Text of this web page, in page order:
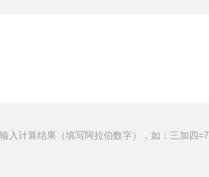
入计算结果（填写阿拉伯数字），如：三加四=7